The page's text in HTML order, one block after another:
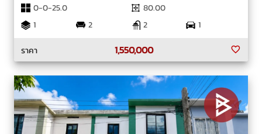
0-0-25.0
80.00
1
2 2
1
ราคา
1,550,000